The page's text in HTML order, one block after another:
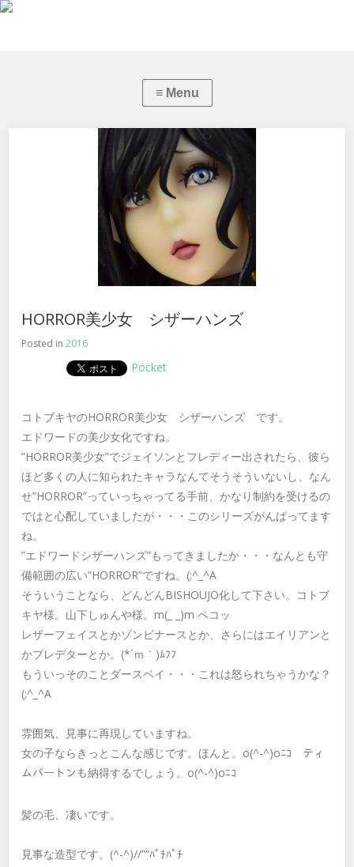
HORROR美少女 シザーハンズ
Posted in2016
Pocket
コトブキヤのHORROR美少女 シザーハンズ です。
エドワードの美少女化ですね。
”HORROR美少女”でジェイソンとフレディー出されたら、彼ら
ほど多くの人に知られたキャラなんてそうそういないし、なん
せ”HORROR”っていっちゃってる手前、かなり制約を受けるの
ではと心配していましたが・・・このシリーズがんばってます
ね。
”エドワードシザーハンズ”もってきましたか・・・なんとも守
備範囲の広い”HORROR”ですね。(;^_^A
そういうことなら、どんどんBISHOUJO化して下さい。コトブ
キヤ様。山下しゅんや様。m(_ _)m ペコッ
レザーフェイスとかゾンビナースとか、さらにはエイリアンと
かプレデターとか。(*´ｍ｀)ﾑﾌﾌ
もういっそのことダースベイ・・・これは怒られちゃうかな？
(;^_^A
雰囲気、見事に再現していますね。
女の子ならきっとこんな感じです。ほんと。o(^-^)oﾆｺ ティ
ムバートンも納得するでしょう。o(^-^)oﾆｺ
髪の毛、凄いです。
見事な造型です。(^-^)//””ﾊﾟﾁﾊﾟﾁ